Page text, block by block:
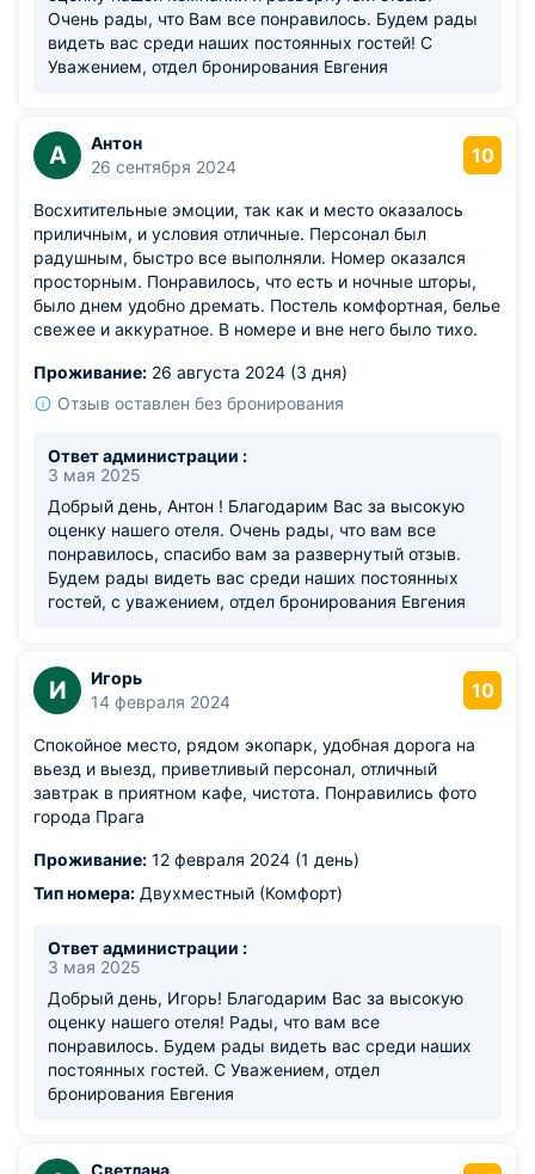
Очень рады, что Вам все понравилось. Будем рады
видеть вас среди наших постоянных гостей! С
Уважением, отдел бронирования Евгения
А
Антон
26 сентября 2024
10
Восхитительные эмоции, так как и место оказалось
приличным, и условия отличные. Персонал был
радушным, быстро все выполняли. Номер оказался
просторным. Понравилось, что есть и ночные шторы,
было днем удобно дремать. Постель комфортная, белье
свежее и аккуратное. В номере и вне него было тихо.
Проживание: 26 августа 2024 (3 дня)
Отзыв оставлен без бронирования
Ответ администрации :
3 мая 2025
Добрый день, Антон ! Благодарим Вас за высокую
оценку нашего отеля. Очень рады, что вам все
понравилось, спасибо вам за развернутый отзыв.
Будем рады видеть вас среди наших постоянных
гостей, с уважением, отдел бронирования Евгения
И
Игорь
14 февраля 2024
10
Спокойное место, рядом экопарк, удобная дорога на
вьезд и выезд, приветливый персонал, отличный
завтрак в приятном кафе, чистота. Понравились фото
города Прага
Проживание: 12 февраля 2024 (1 день)
Тип номера: Двухместный (Комфорт)
Ответ администрации :
3 мая 2025
Добрый день, Игорь! Благодарим Вас за высокую
оценку нашего отеля! Рады, что вам все
понравилось. Будем рады видеть вас среди наших
постоянных гостей. С Уважением, отдел
бронирования Евгения
Светлана